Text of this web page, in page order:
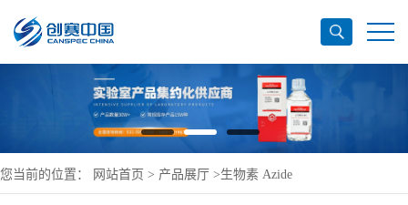
您当前的位置： 网站首页 > 产品展厅 >生物素 Azide